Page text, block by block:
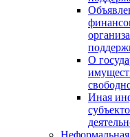
О
Иная
Неформальная